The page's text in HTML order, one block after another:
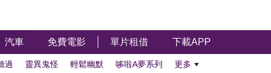
汽車 免費電影 單片租借 下載APP
過 靈異鬼怪 輕鬆幽默 哆啦A夢系列 更多